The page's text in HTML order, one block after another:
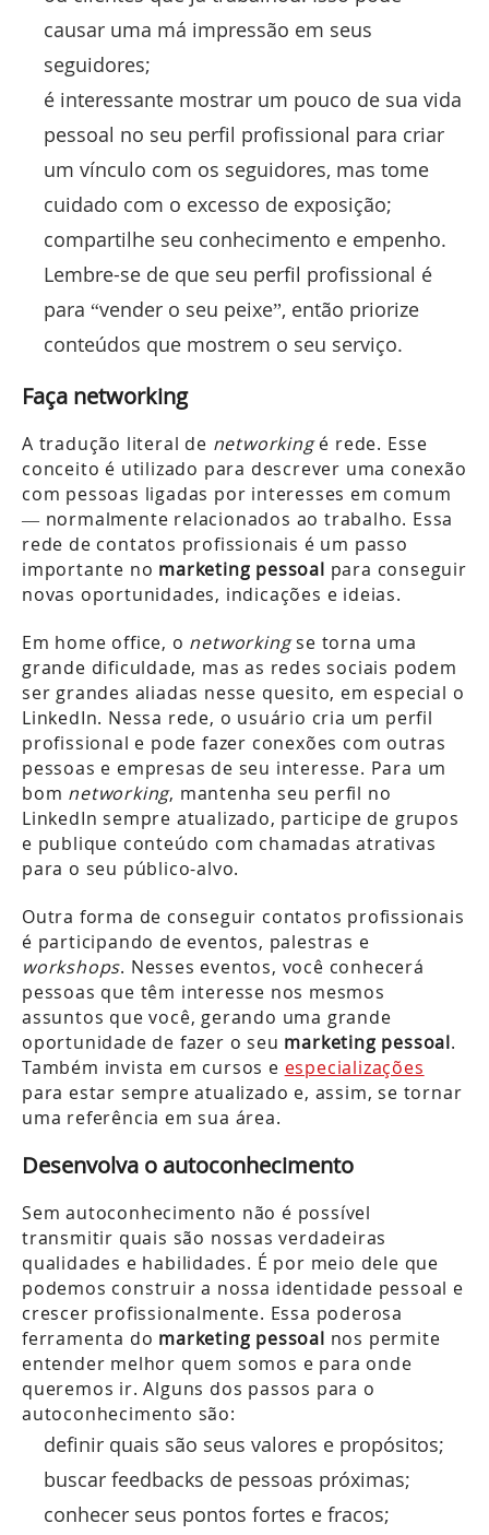
causar uma má impressão em seus
seguidores;
é interessante mostrar um pouco de sua vida
pessoal no seu perfil profissional para criar
um vínculo com os seguidores, mas tome
cuidado com o excesso de exposição;
compartilhe seu conhecimento e empenho.
Lembre-se de que seu perfil profissional é
para “vender o seu peixe”, então priorize
conteúdos que mostrem o seu serviço.
Faça networking
A tradução literal de networkingé rede. Esse
conceito é utilizado para descrever uma conexão
com pessoas ligadas por interesses em comum
— normalmente relacionados ao trabalho. Essa
rede de contatos profissionais é um passo
importante no marketing pessoal para conseguir
novas oportunidades, indicações e ideias.
Em home office, o networkingse torna uma
grande dificuldade, mas as redes sociais podem
ser grandes aliadas nesse quesito, em especial o
LinkedIn. Nessa rede, o usuário cria um perfil
profissional e pode fazer conexões com outras
pessoas e empresas de seu interesse. Para um
bom networking, mantenha seu perfil no
LinkedIn sempre atualizado, participe de grupos
e publique conteúdo com chamadas atrativas
para o seu público-alvo.
Outra forma de conseguir contatos profissionais
é participando de eventos, palestras e
workshops. Nesses eventos, você conhecerá
pessoas que têm interesse nos mesmos
assuntos que você, gerando uma grande
oportunidade de fazer o seu marketing pessoal.
Também invista em cursos e especializações
para estar sempre atualizado e, assim, se tornar
uma referência em sua área.
Desenvolva o autoconhecimento
Sem autoconhecimento não é possível
transmitir quais são nossas verdadeiras
qualidades e habilidades. É por meio dele que
podemos construir a nossa identidade pessoal e
crescer profissionalmente. Essa poderosa
ferramenta do marketing pessoal nos permite
entender melhor quem somos e para onde
queremos ir. Alguns dos passos para o
autoconhecimento são:
definir quais são seus valores e propósitos;
buscar feedbacks de pessoas próximas;
conhecer seus pontos fortes e fracos;